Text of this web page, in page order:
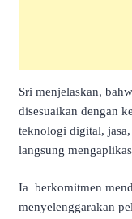
Sri menjelaskan,
disesuaikan dengan
teknologi digital, jasa,
langsung
Ia berkomitmen
menyelenggarakan